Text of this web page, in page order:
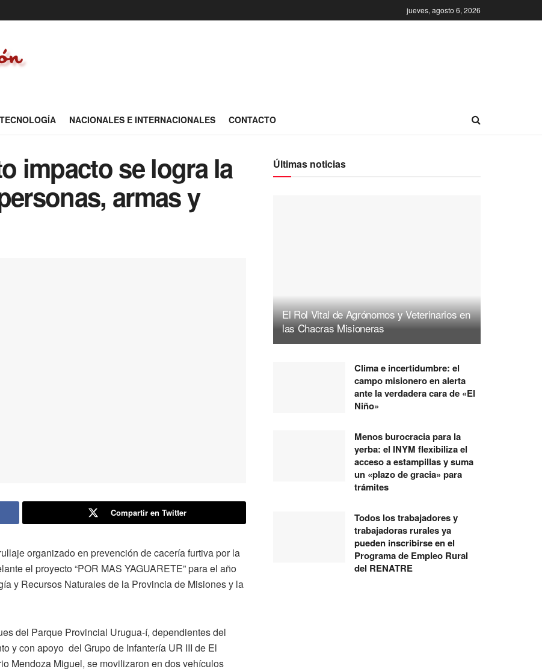
jueves, agosto 6, 2026
NACIONALES E INTERNACIONALES CONTACTO
impacto se logra la
armas y
Compartir en Twitter
organizado en prevención de cacería furtiva por la
el proyecto “POR MAS YAGUARETE” para el año
y Recursos Naturales de la Provincia de Misiones y la
del Parque Provincial Urugua-í, dependientes del
y con apoyo del Grupo de Infantería UR III de El
Mendoza Miguel, se movilizaron en dos vehículos
Últimas noticias
El Rol Vital de Agrónomos y Veterinarios en
las Chacras Misioneras
Clima e incertidumbre: el
campo misionero en alerta
ante la verdadera cara de «El
Niño»
Menos burocracia para la
yerba: el INYM flexibiliza el
acceso a estampillas y suma
un «plazo de gracia» para
trámites
Todos los trabajadores y
trabajadoras rurales ya
pueden inscribirse en el
Programa de Empleo Rural
del RENATRE